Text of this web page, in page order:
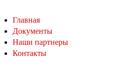
Главная
Документы
Наши партнеры
Контакты